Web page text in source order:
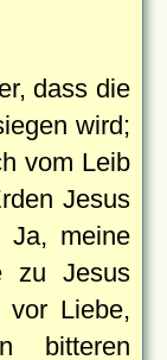
dass die
wird;
vom Leib
Jesus
Ja, meine
zu Jesus
vor Liebe,
bitteren